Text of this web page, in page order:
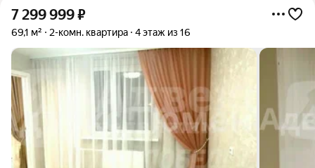
7 299 999₽
69,1 м² 2-комн. квартира 4 этаж из 16